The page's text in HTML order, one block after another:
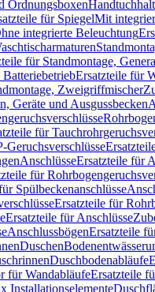
Ordnungsboxen
für SpiegelMit
integrierte Beleuchtung
für Standmontage,
Ersatzteile für
Zweigriffmischer
Geräte und Ausgussbecken
für
Geruchsverschlüsse
AnschlüsseErsatzteile für
für
Spülbeckenanschlüsse
Ersatzteile für
Ersatzteile für Anschlüsse
AnschlussbögenErsatzteile
Duschen
Duschbodenabläufe
für WandabläufeErsatzteile
Installationselemente